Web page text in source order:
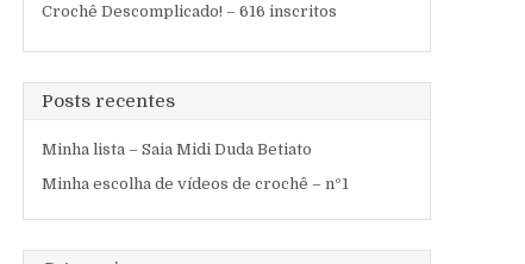
Crochê Descomplicado! – 616 inscritos
Posts recentes
Minha lista – Saia Midi Duda Betiato
Minha escolha de vídeos de crochê – nº1